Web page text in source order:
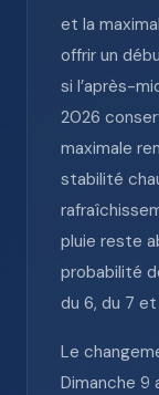
et la
offrir un
si l’après-
2026
maximale
stabilité
pluie reste
probabilité
du 6, du 7
Le
Dimanche 9